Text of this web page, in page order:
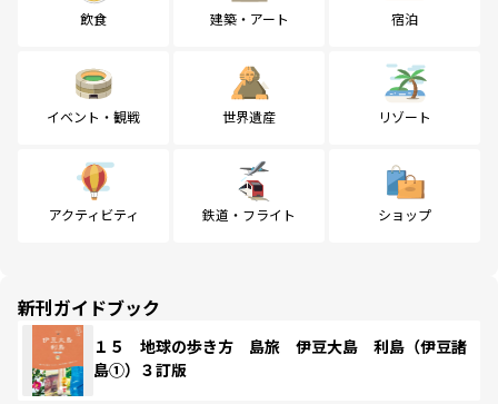
飲食 建築・アート 宿泊
イベント・観戦 世界遺産 リゾート
アクティビティ 鉄道・フライト ショップ
新刊ガイドブック
１５ 地球の歩き方 島旅 伊豆大島 利島（伊豆諸
島①）３訂版